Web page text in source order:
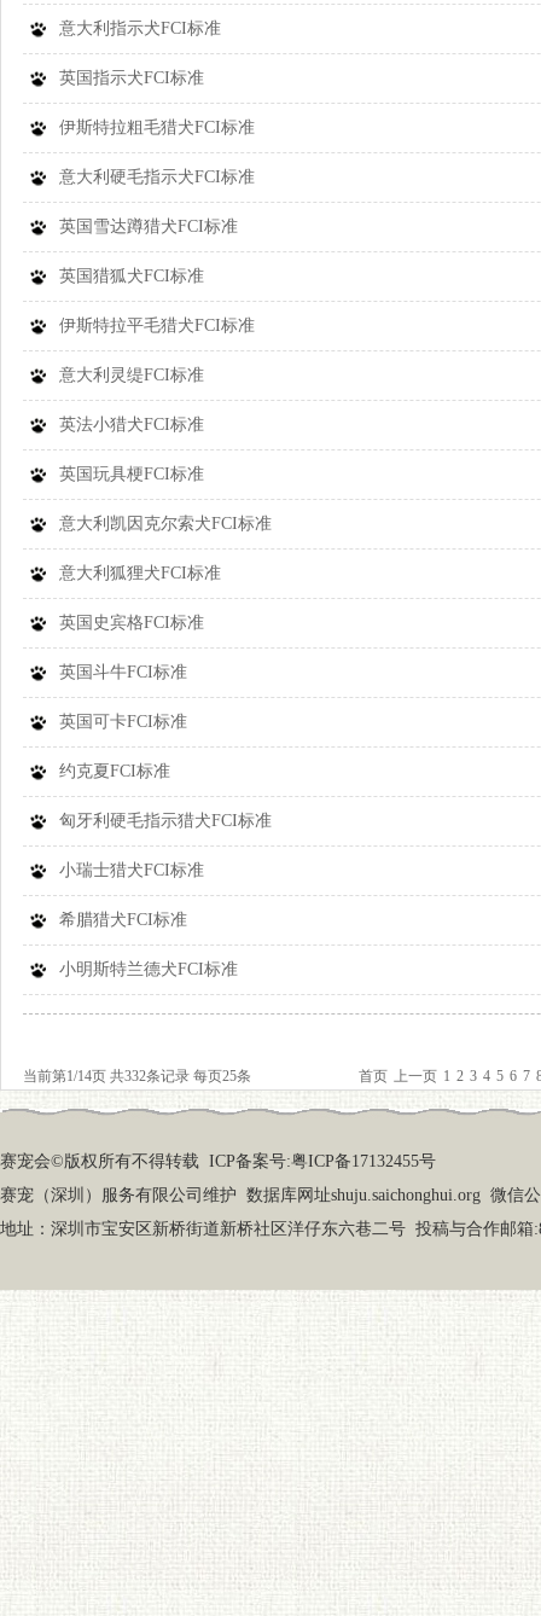
意大利指示犬FCI标准
英国指示犬FCI标准
伊斯特拉粗毛猎犬FCI标准
意大利硬毛指示犬FCI标准
英国雪达蹲猎犬FCI标准
英国猎狐犬FCI标准
伊斯特拉平毛猎犬FCI标准
意大利灵缇FCI标准
英法小猎犬FCI标准
英国玩具梗FCI标准
意大利凯因克尔索犬FCI标准
意大利狐狸犬FCI标准
英国史宾格FCI标准
英国斗牛FCI标准
英国可卡FCI标准
约克夏FCI标准
匈牙利硬毛指示猎犬FCI标准
小瑞士猎犬FCI标准
希腊猎犬FCI标准
小明斯特兰德犬FCI标准
当前第1/14页 共332条记录 每页25条 首页 上一页 1 2 3 4 5 6 7
赛宠会©版权所有不得转载 ICP备案号:粤ICP备17132455号
赛宠（深圳）服务有限公司维护 数据库网址shuju.saichonghui.org 微信公
地址：深圳市宝安区新桥街道新桥社区洋仔东六巷二号 投稿与合作邮箱